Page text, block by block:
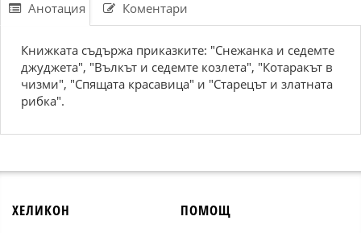
Анотация Коментари
Книжката съдържа приказките: "Снежанка и седемте
джуджета", "Вълкът и седемте козлета", "Котаракът в
чизми", "Спящата красавица" и "Старецът и златната
рибка".
ХЕЛИКОН ПОМОЩ